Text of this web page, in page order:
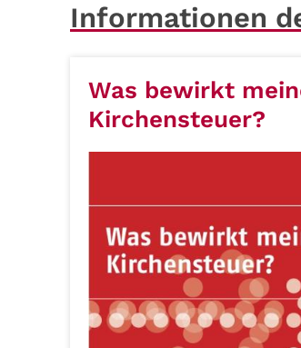
Informationen
Was bewirkt
Kirchensteuer?